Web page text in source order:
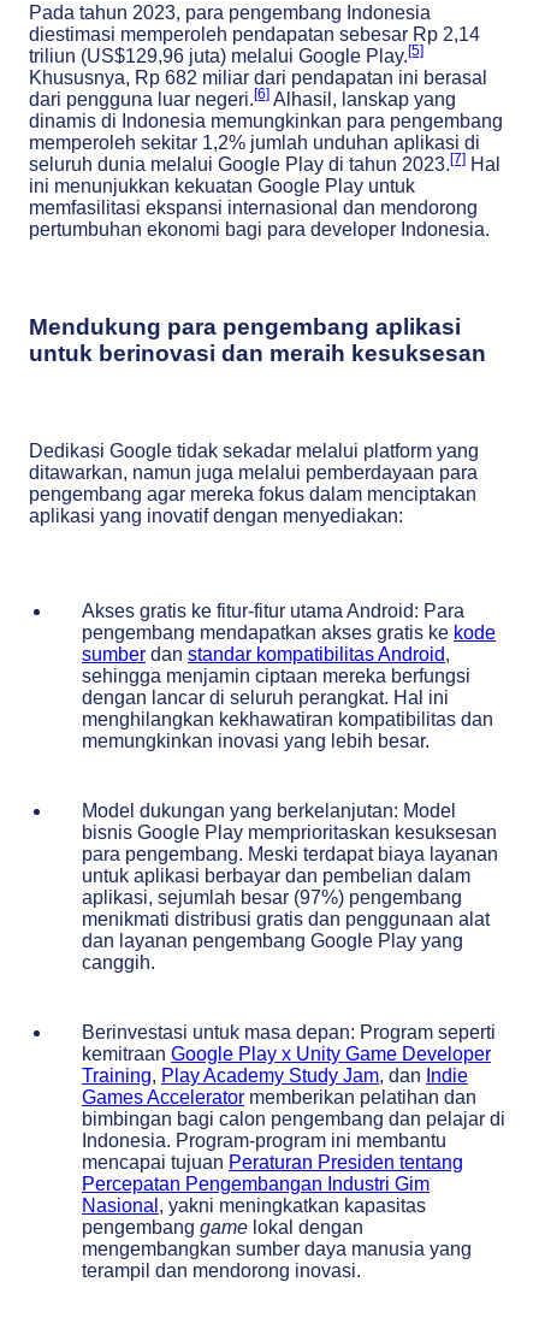
Pada tahun 2023, para pengembang Indonesia
diestimasi memperoleh pendapatan sebesar Rp 2,14
triliun (US$129,96 juta) melalui Google Play.[5]
Khususnya, Rp 682 miliar dari pendapatan ini berasal
dari pengguna luar negeri.[6] Alhasil, lanskap yang
dinamis di Indonesia memungkinkan para pengembang
memperoleh sekitar 1,2% jumlah unduhan aplikasi di
seluruh dunia melalui Google Play di tahun 2023.[7] Hal
ini menunjukkan kekuatan Google Play untuk
memfasilitasi ekspansi internasional dan mendorong
pertumbuhan ekonomi bagi para developer Indonesia.
Mendukung para pengembang aplikasi
untuk berinovasi dan meraih kesuksesan
Dedikasi Google tidak sekadar melalui platform yang
ditawarkan, namun juga melalui pemberdayaan para
pengembang agar mereka fokus dalam menciptakan
aplikasi yang inovatif dengan menyediakan:
Akses gratis ke fitur-fitur utama Android: Para
pengembang mendapatkan akses gratis ke kode
sumber dan standar kompatibilitas Android,
sehingga menjamin ciptaan mereka berfungsi
dengan lancar di seluruh perangkat. Hal ini
menghilangkan kekhawatiran kompatibilitas dan
memungkinkan inovasi yang lebih besar.
Model dukungan yang berkelanjutan: Model
bisnis Google Play memprioritaskan kesuksesan
para pengembang. Meski terdapat biaya layanan
untuk aplikasi berbayar dan pembelian dalam
aplikasi, sejumlah besar (97%) pengembang
menikmati distribusi gratis dan penggunaan alat
dan layanan pengembang Google Play yang
canggih.
Berinvestasi untuk masa depan: Program seperti
kemitraan Google Play x Unity Game Developer
Training, Play Academy Study Jam, dan Indie
Games Accelerator memberikan pelatihan dan
bimbingan bagi calon pengembang dan pelajar di
Indonesia. Program-program ini membantu
mencapai tujuan Peraturan Presiden tentang
Percepatan Pengembangan Industri Gim
Nasional , yakni meningkatkan kapasitas
pengembang game lokal dengan
mengembangkan sumber daya manusia yang
terampil dan mendorong inovasi.